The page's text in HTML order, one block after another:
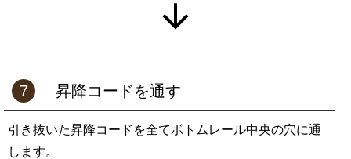
7 昇降コードを通す
引き抜いた昇降コードを全てボトムレール中央の穴に通
します。